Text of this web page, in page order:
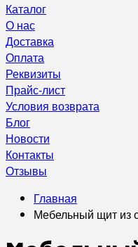
Каталог
О нас
Доставка
Оплата
Реквизиты
Прайс-лист
Условия возврата
Блог
Новости
Контакты
Отзывы
Главная
Мебельный щит из